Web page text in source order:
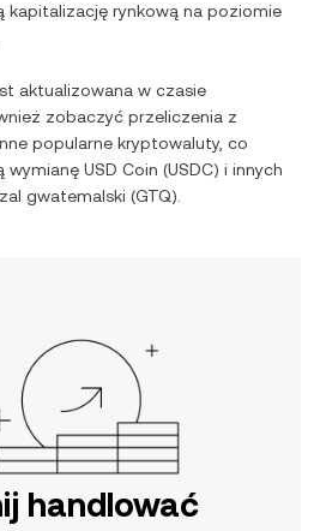
kapitalizację rynkową na poziomie
aktualizowana w czasie
zobaczyć przeliczenia z
popularne kryptowaluty, co
wymianę USD Coin (USDC) i innych
gwatemalski (GTQ).
handlować